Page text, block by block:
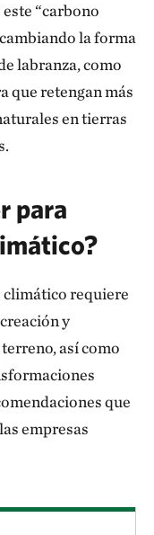
“carbono
la forma
labranza, como
que retengan más
en tierras
para
climático requiere
y
así como
que
empresas